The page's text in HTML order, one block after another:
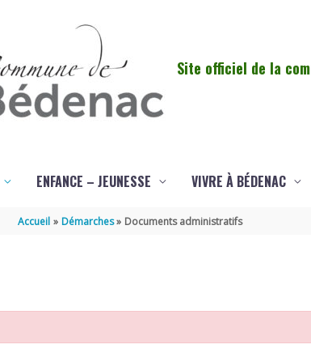
Site officiel de la
ENFANCE – JEUNESSE VIVRE À BÉDENAC
Accueil Démarches Documents administratifs